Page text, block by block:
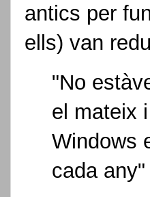
antics per
ells) van
"No
el mateix
Windows
cada any"